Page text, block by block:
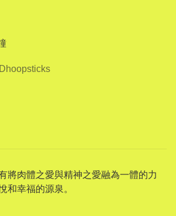
Dhoopsticks
將肉體之愛與精神之愛融為一體的力
和幸福的源泉。